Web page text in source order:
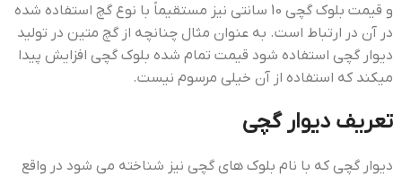
و قیمت بلوک گچی 10 سانتی نیز مستقیماً با نوع گچ استفاده شده
در آن در ارتباط است. به عنوان مثال چنانچه از گچ متین در تولید
دیوار گچی استفاده شود قیمت تمام شده بلوک گچی افزایش پیدا
میکند که استفاده از آن خیلی مرسوم نیست.
تعریف دیوار گچی
دیوار گچی که با نام بلوک های گچی نیز شناخته می شود در واقع